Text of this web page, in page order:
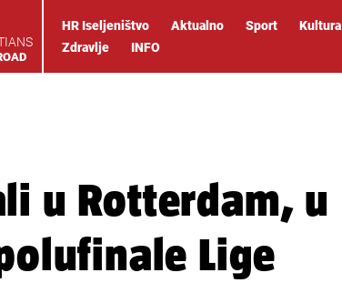
HR Iseljeništvo Aktualno Sport Kultura
Zdravlje
INFO
u Rotterdam, u
Lige